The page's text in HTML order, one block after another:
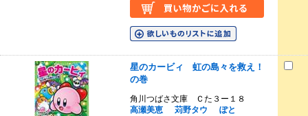
星のカービィ 虹の島々を救え！
の巻
角川つばさ文庫 Ｃた３ー１８
高瀬美恵
苅野タウ
ぽと